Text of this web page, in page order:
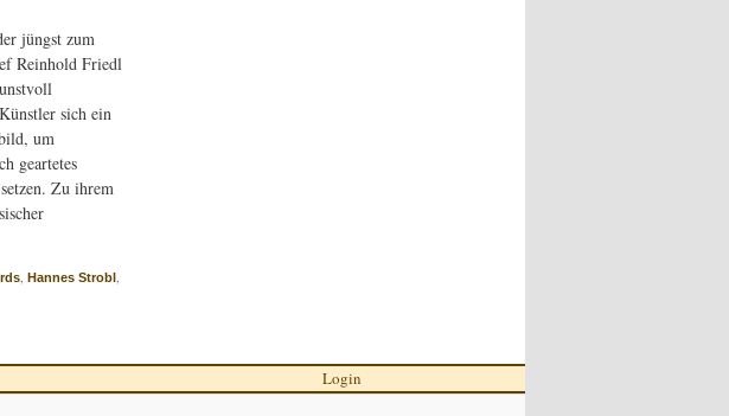
jüngst zum
Reinhold Friedl
sich ein
um
geartetes
Zu ihrem
, Hannes Strobl,
Login